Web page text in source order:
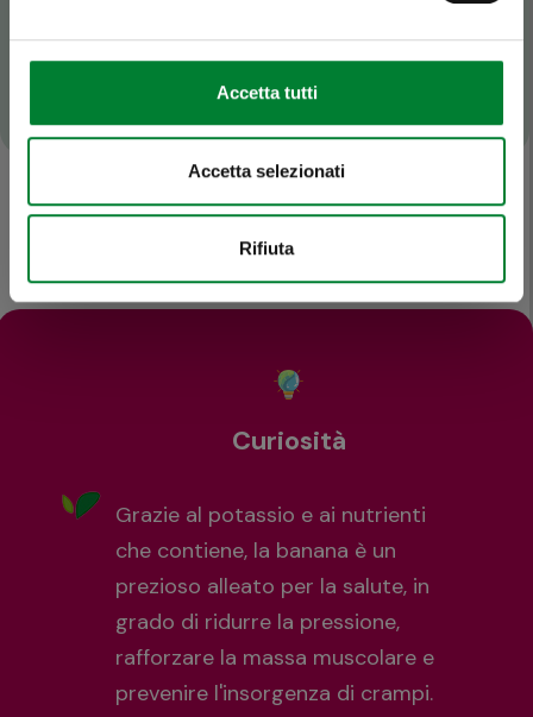
Accetta tutti
Accetta selezionati
Rifiuta
Curiosità
Grazie al potassio e ai nutrienti
che contiene, la banana è un
prezioso alleato per la salute, in
grado di ridurre la pressione,
rafforzare la massa muscolare e
prevenire l'insorgenza di crampi.